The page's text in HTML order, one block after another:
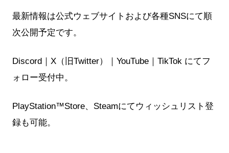
最新情報は公式ウェブサイトおよび各種SNSにて順
次公開予定です。
Discord｜X（旧Twitter）｜YouTube｜TikTok にてフ
ォロー受付中。
PlayStation™Store、Steamにてウィッシュリスト登
録も可能。